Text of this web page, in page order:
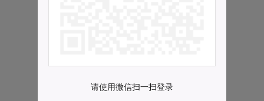
请使用微信扫一扫登录